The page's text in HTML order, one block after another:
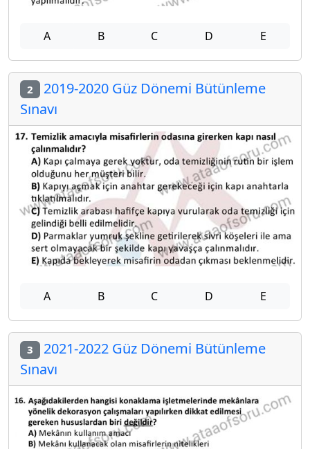
A B C D E
2 2019-2020 Güz Dönemi Bütünleme
Sınavı
A B C D E
3 2021-2022 Güz Dönemi Bütünleme
Sınavı